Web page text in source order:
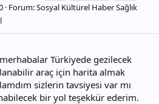
Forum:Sosyal Kültürel Haber Sağlık
Türkiyede gezilecek
araç için harita almak
sizlerin tavsiyesi var mı
bir yol teşekkür ederim.